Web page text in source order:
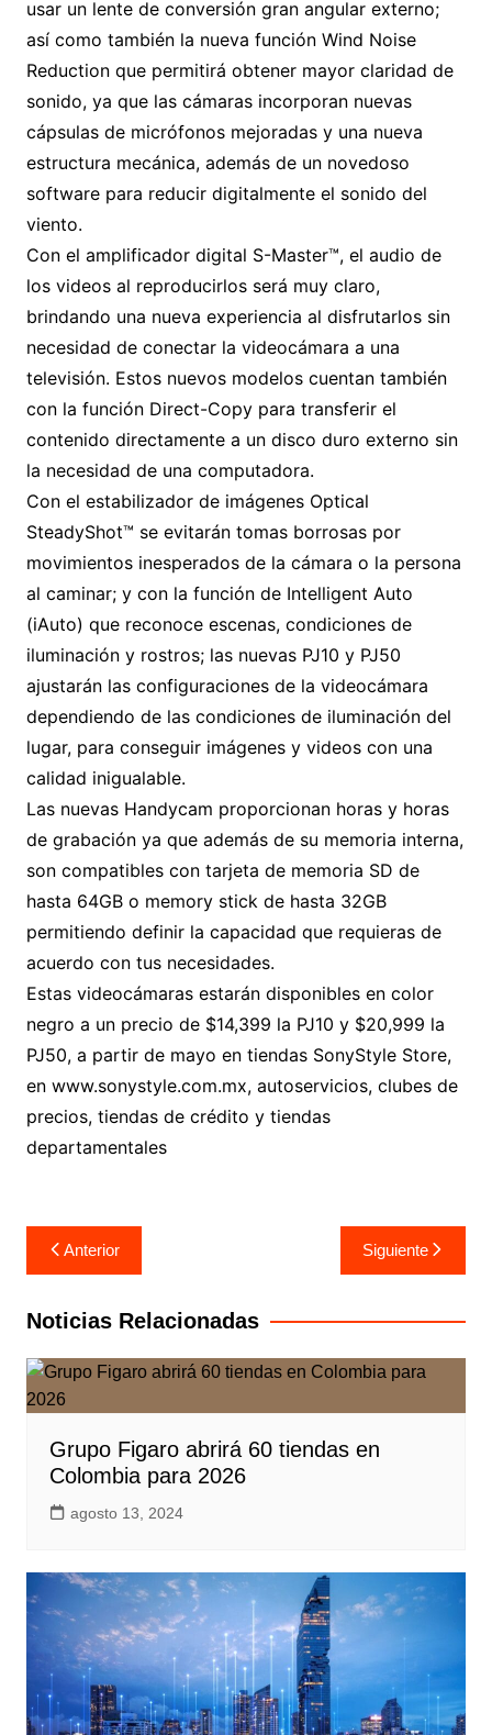
usar un lente de conversión gran angular externo;
así como también la nueva función Wind Noise
Reduction que permitirá obtener mayor claridad de
sonido, ya que las cámaras incorporan nuevas
cápsulas de micrófonos mejoradas y una nueva
estructura mecánica, además de un novedoso
software para reducir digitalmente el sonido del
viento.
Con el amplificador digital S-Master™, el audio de
los videos al reproducirlos será muy claro,
brindando una nueva experiencia al disfrutarlos sin
necesidad de conectar la videocámara a una
televisión. Estos nuevos modelos cuentan también
con la función Direct-Copy para transferir el
contenido directamente a un disco duro externo sin
la necesidad de una computadora.
Con el estabilizador de imágenes Optical
SteadyShot™ se evitarán tomas borrosas por
movimientos inesperados de la cámara o la persona
al caminar; y con la función de Intelligent Auto
(iAuto) que reconoce escenas, condiciones de
iluminación y rostros; las nuevas PJ10 y PJ50
ajustarán las configuraciones de la videocámara
dependiendo de las condiciones de iluminación del
lugar, para conseguir imágenes y videos con una
calidad inigualable.
Las nuevas Handycam proporcionan horas y horas
de grabación ya que además de su memoria interna,
son compatibles con tarjeta de memoria SD de
hasta 64GB o memory stick de hasta 32GB
permitiendo definir la capacidad que requieras de
acuerdo con tus necesidades.
Estas videocámaras estarán disponibles en color
negro a un precio de $14,399 la PJ10 y $20,999 la
PJ50, a partir de mayo en tiendas SonyStyle Store,
en www.sonystyle.com.mx, autoservicios, clubes de
precios, tiendas de crédito y tiendas
departamentales
Navegación
de
entradas
Anterior Siguiente
Noticias Relacionadas
Grupo Figaro abrirá 60 tiendas en
Colombia para 2026
agosto 13, 2024